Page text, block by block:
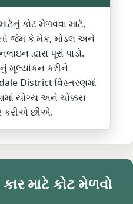
કોટ મેળવવા માટે,
જેમ કે મેક, મોડલ અને
દ્વારા પૂરાં પાડો.
મૂલ્યાંકન કરીને
District વિસ્તરણમાં
યોગ્ય અને ચોક્કસ
કરીએ છીએ.
માટે કોટ મેળવો